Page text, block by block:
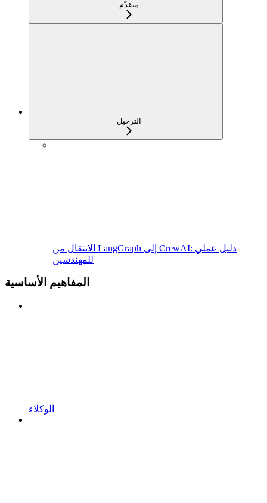
متقدّم
الترحيل
الانتقال من LangGraph إلى CrewAI: دليل عملي
للمهندسين
المفاهيم الأساسية
الوكلاء